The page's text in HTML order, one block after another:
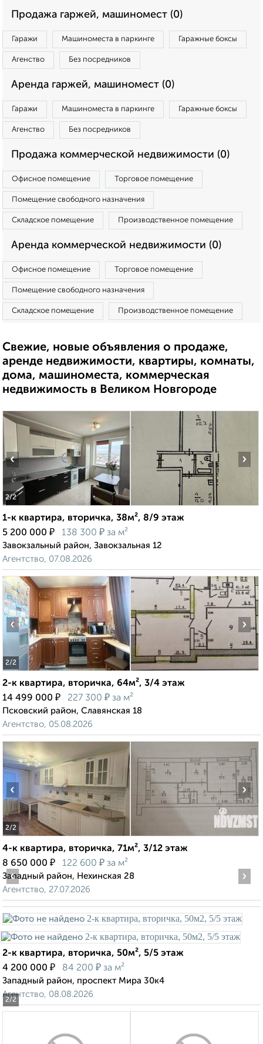
Продажа гаржей, машиномест (0)
Гаражи Машиноместа в паркинге Гаражные боксы
Агенство Без посредников
Аренда гаржей, машиномест (0)
Гаражи Машиноместа в паркинге Гаражные боксы
Агенство Без посредников
Продажа коммерческой недвижимости (0)
Офисное помещение Торговое помещение
Помещение свободного назначения
Складское помещение Производственное помещение
Аренда коммерческой недвижимости (0)
Офисное помещение Торговое помещение
Помещение свободного назначения
Складское помещение Производственное помещение
Свежие, новые объявления о продаже,
аренде недвижимости, квартиры, комнаты,
дома, машиноместа, коммерческая
недвижимость в Великом Новгороде
2/2
‹ ›
1-к квартира, вторичка, 38м², 8/9 этаж
5 200 000 ₽ 138 300 ₽ за м²
Завокзальный район, Завокзальная 12
Агентство, 07.08.2026
2/2
‹ ›
2-к квартира, вторичка, 64м², 3/4 этаж
14 499 000 ₽ 227 300 ₽ за м²
Псковский район, Славянская 18
Агентство, 05.08.2026
2/2
‹ ›
4-к квартира, вторичка, 71м², 3/12 этаж
8 650 000 ₽ 122 600 ₽ за м²
Западный район, Нехинская 28
Агентство, 27.07.2026
2/2
‹ ›
2-к квартира, вторичка, 50м², 5/5 этаж
4 200 000 ₽ 84 200 ₽ за м²
Западный район, проспект Мира 30к4
Агентство, 08.08.2026